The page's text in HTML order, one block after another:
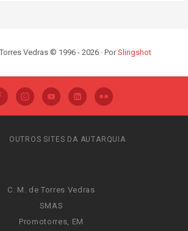
Vedras © 1996 - 2026 · PorSlingshot
OUTROS SITES DA AUTARQUIA
C. M. de Torres Vedras
SMAS
Promotorres, EM